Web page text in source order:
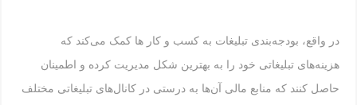
در واقع، بودجه‌بندی تبلیغات به کسب و کار ها کمک می‌کند که
هزینه‌های تبلیغاتی خود را به بهترین شکل مدیریت کرده و اطمینان
حاصل کنند که منابع مالی آن‌ها به درستی در کانال‌های تبلیغاتی مختلف